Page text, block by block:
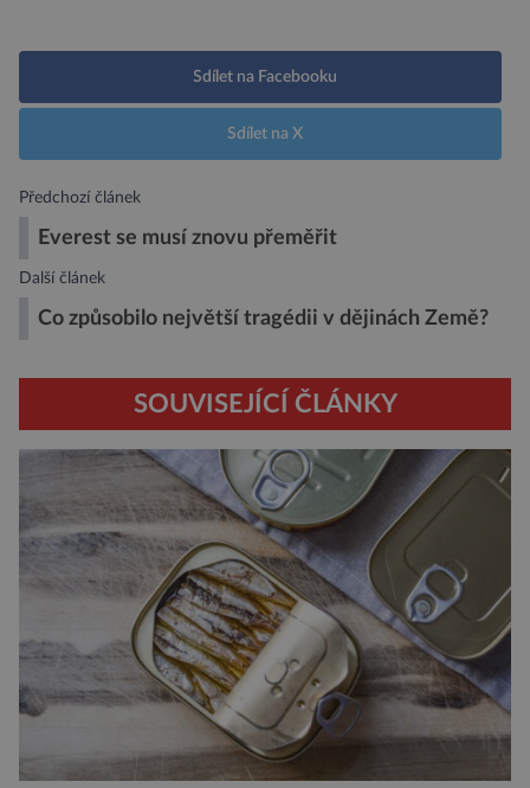
Sdílet na Facebooku
Sdílet na X
Předchozí článek
Everest se musí znovu přeměřit
Další článek
Co způsobilo největší tragédii v dějinách Země?
SOUVISEJÍCÍ ČLÁNKY